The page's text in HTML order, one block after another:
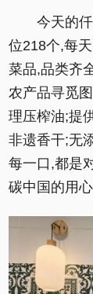
今天的
位218个,每
菜品,品类齐
农产品寻觅
理压榨油;提
非遗香干;无
每一口,都是
碳中国的用心